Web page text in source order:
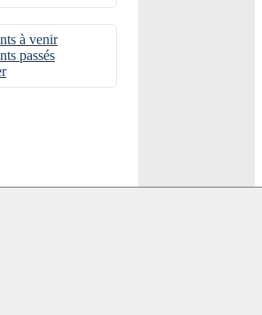
à venir
passés